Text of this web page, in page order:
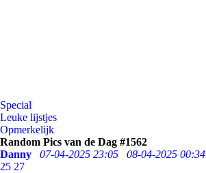
Special
Leuke lijstjes
Opmerkelijk
Random Pics van de Dag #1562
Danny
07-04-2025 23:05 08-04-2025 00:34
25 27